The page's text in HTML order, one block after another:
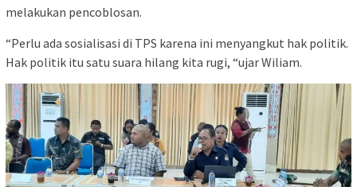
melakukan pencoblosan.
“Perlu ada sosialisasi di TPS karena ini menyangkut hak politik.
Hak politik itu satu suara hilang kita rugi, “ujar Wiliam.